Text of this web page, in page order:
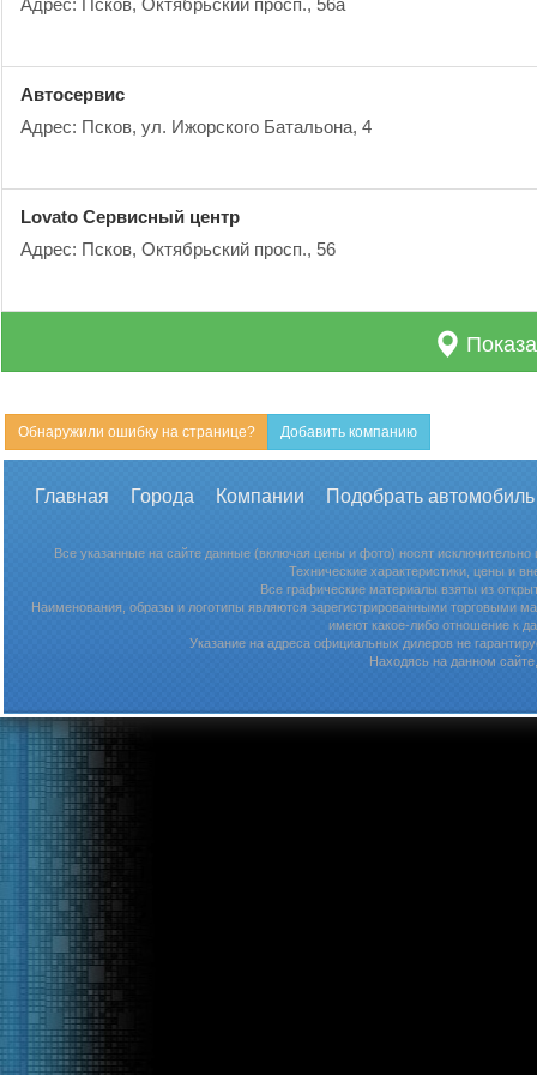
Адрес: Псков, Октябрьский просп., 56а
Автосервис
Адрес: Псков, ул. Ижорского Батальона, 4
Lovato Сервисный центр
Адрес: Псков, Октябрьский просп., 56
Обнаружили ошибку на странице? Добавить компанию
Главная Города Компании Подобрать
Все указанные на сайте данные (включая цены и фото) носят
Технические характеристики, цены и
Все графические материалы взяты из
Наименования, образы и логотипы являются зарегистрированными торговыми
имеют какое-либо отношение к
Указание на адреса официальных дилеров не
Находясь на данном